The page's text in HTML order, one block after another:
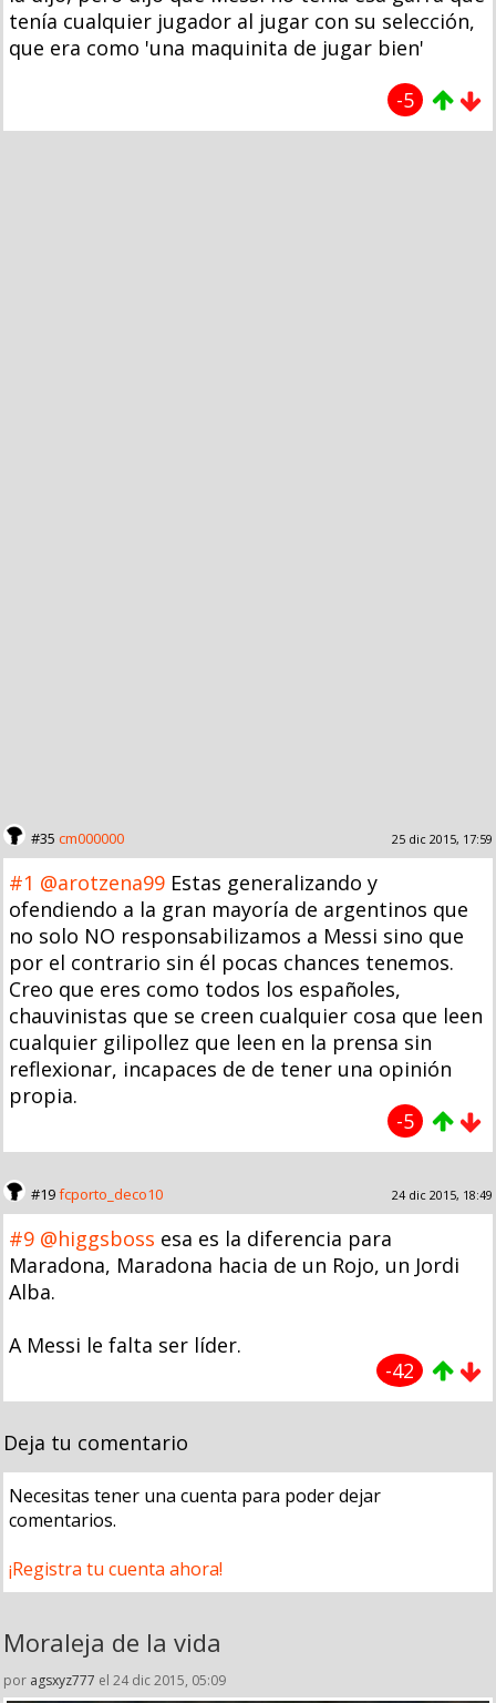
tenía cualquier jugador al jugar con su selección,
que era como 'una maquinita de jugar bien'
-5
#35 cm000000 25 dic 2015, 17:59
#1 @arotzena99 Estas generalizando y
ofendiendo a la gran mayoría de argentinos que
no solo NO responsabilizamos a Messi sino que
por el contrario sin él pocas chances tenemos.
Creo que eres como todos los españoles,
chauvinistas que se creen cualquier cosa que leen
cualquier gilipollez que leen en la prensa sin
reflexionar, incapaces de de tener una opinión
propia.
-5
#19fcporto_deco10 24 dic 2015, 18:49
#9 @higgsboss esa es la diferencia para
Maradona, Maradona hacia de un Rojo, un Jordi
Alba.
A Messi le falta ser líder.
-42
Deja tu comentario
Necesitas tener una cuenta para poder dejar
comentarios.
¡Registra tu cuenta ahora!
Moraleja de la vida
por agsxyz777 el 24 dic 2015, 05:09